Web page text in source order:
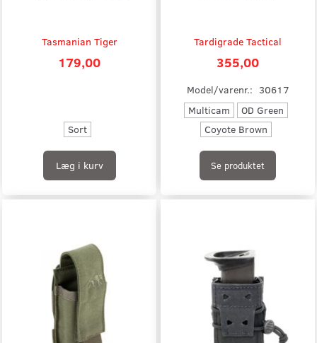
Tasmanian Tiger
179,00
Sort
Læg i kurv
Tardigrade Tactical
355,00
Model/varenr.: 30617
Multicam
OD Green
Coyote Brown
Se produktet